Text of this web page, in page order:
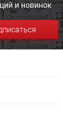
и новинок